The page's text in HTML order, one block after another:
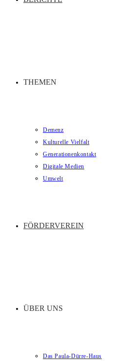
THEMEN
Demenz
Kulturelle Vielfalt
Generationenkontakt
Digitale Medien
Umwelt
FÖRDERVEREIN
ÜBER UNS
Das Paula-Dürre-Haus